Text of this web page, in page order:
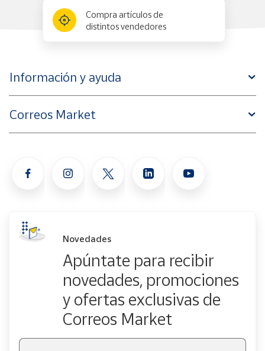
Compra artículos de
distintos vendedores
Información y ayuda
Correos Market
Novedades
Apúntate para recibir
novedades, promociones
y ofertas exclusivas de
Correos Market